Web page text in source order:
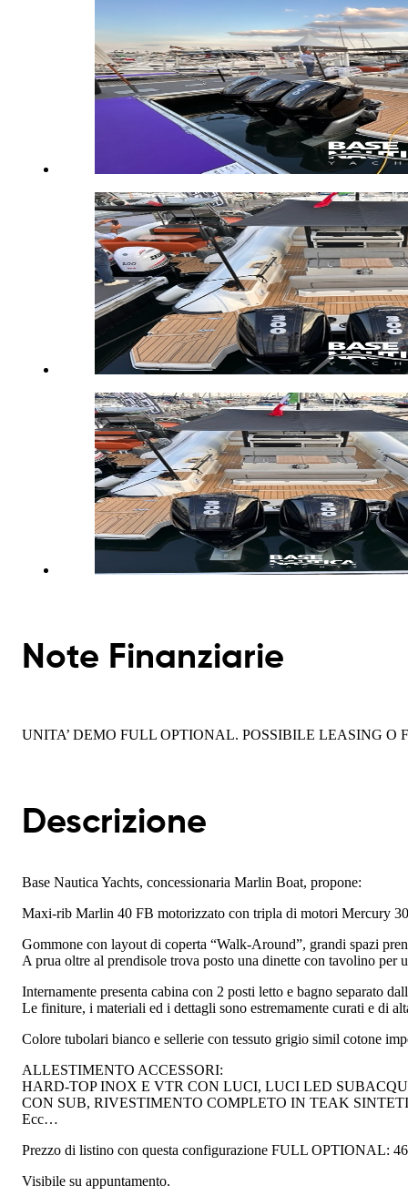
Note Finanziarie
UNITA’ DEMO FULL OPTIONAL. POSSIBILE LEASING O
Descrizione
Base Nautica Yachts, concessionaria Marlin Boat, propone:
Maxi-rib Marlin 40 FB motorizzato con tripla di motori Mercury
Gommone con layout di coperta “Walk-Around”, grandi spazi
A prua oltre al prendisole trova posto una dinette con tavolino per
Internamente presenta cabina con 2 posti letto e bagno separato
Le finiture, i materiali ed i dettagli sono estremamente curati e di
Colore tubolari bianco e sellerie con tessuto grigio simil cotone
ALLESTIMENTO ACCESSORI:
HARD-TOP INOX E VTR CON LUCI, LUCI LED
CON SUB, RIVESTIMENTO COMPLETO IN TEAK
Ecc…
Prezzo di listino con questa configurazione FULL OPTIONAL:
Visibile su appuntamento.